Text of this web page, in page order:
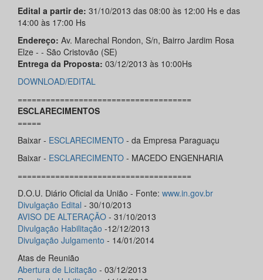
Edital a partir de: 31/10/2013 das 08:00 às 12:00 Hs e das
14:00 às 17:00 Hs
Endereço: Av. Marechal Rondon, S/n, Bairro Jardim Rosa
Elze - - São Cristovão (SE)
Entrega da Proposta: 03/12/2013 às 10:00Hs
DOWNLOAD/EDITAL
=====================================
ESCLARECIMENTOS
=====
Baixar - ESCLARECIMENTO - da Empresa Paraguaçu
Baixar - ESCLARECIMENTO - MACEDO ENGENHARIA
=====================================
D.O.U. Diário Oficial da União - Fonte: www.in.gov.br
Divulgação Edital - 30/10/2013
AVISO DE ALTERAÇÃO - 31/10/2013
Divulgação Habilitação -12/12/2013
Divulgação Julgamento - 14/01/2014
Atas de Reunião
Abertura de Licitação - 03/12/2013